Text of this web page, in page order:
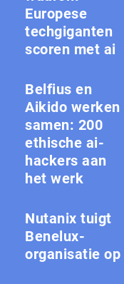
Europese
techgiganten
scoren met ai
Belfius en
Aikido werken
samen: 200
ethische ai-
hackers aan
het werk
Nutanix tuigt
Benelux-
organisatie op